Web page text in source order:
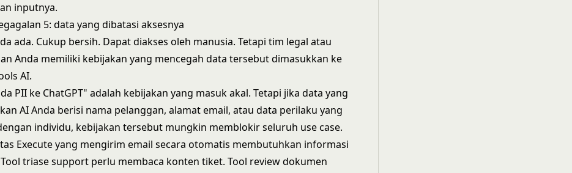
inputnya.
5: data yang dibatasi aksesnya
ada. Cukup bersih. Dapat diakses oleh manusia. Tetapi tim legal atau
Anda memiliki kebijakan yang mencegah data tersebut dimasukkan ke
AI.
PII ke ChatGPT" adalah kebijakan yang masuk akal. Tetapi jika data yang
AI Anda berisi nama pelanggan, alamat email, atau data perilaku yang
individu, kebijakan tersebut mungkin memblokir seluruh use case.
Executeyang mengirim email secara otomatis membutuhkan informasi
triase support perlu membaca konten tiket. Tool review dokumen